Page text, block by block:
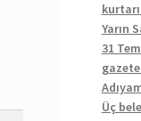
Yarın
31
Üç